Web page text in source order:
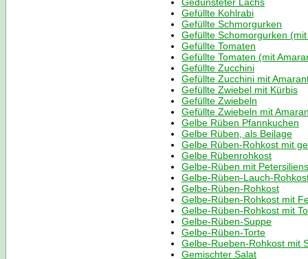
Gefüllte Kohlrabi
Gefüllte Schmorgurken
Gefüllte Schomorgurken
Gefüllte Tomaten
Gefüllte Tomaten (mit
Gefüllte Zucchini
Gefüllte Zucchini mit
Gefüllte Zwiebel mit Kürbis
Gefüllte Zwiebeln
Gefüllte Zwiebeln mit
Gelbe Rüben Pfannkuchen
Gelbe Rüben, als Beilage
Gelbe Rüben-Rohkost mit
Gelbe Rübenrohkost
Gelbe-Rüben mit
Gelbe-Rüben-Lauch-
Gelbe-Rüben-Rohkost
Gelbe-Rüben-Rohkost mit
Gelbe-Rüben-Rohkost mit
Gelbe-Rüben-Suppe
Gelbe-Rüben-Torte
Gelbe-Rueben-Rohkost mit
Gemischter Salat